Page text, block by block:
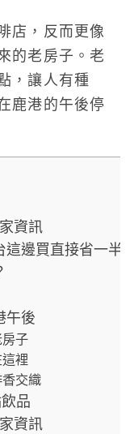
店，反而更像
的老房子。老
，讓人有種
鹿港的午後停
資訊
邊買直接省一半
午後
子
裡
交織
品
資訊